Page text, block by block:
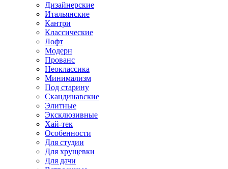
Дизайнерские
Итальянские
Кантри
Классические
Лофт
Модерн
Прованс
Неоклассика
Минимализм
Под старину
Скандинавские
Элитные
Эксклюзивные
Хай-тек
Особенности
Для студии
Для хрущевки
Для дачи